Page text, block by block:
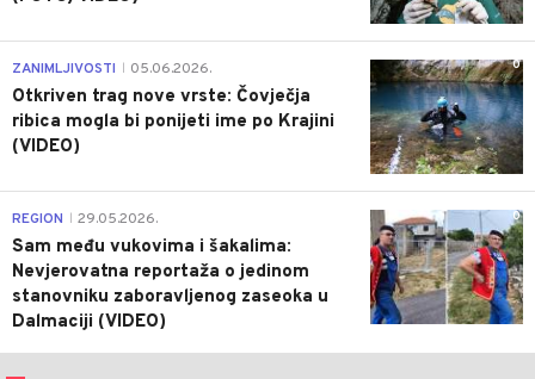
0
ZANIMLJIVOSTI 05.06.2026.
Otkriven trag nove vrste: Čovječja
ribica mogla bi ponijeti ime po Krajini
(VIDEO)
0
REGION 29.05.2026.
Sam među vukovima i šakalima:
Nevjerovatna reportaža o jedinom
stanovniku zaboravljenog zaseoka u
Dalmaciji (VIDEO)